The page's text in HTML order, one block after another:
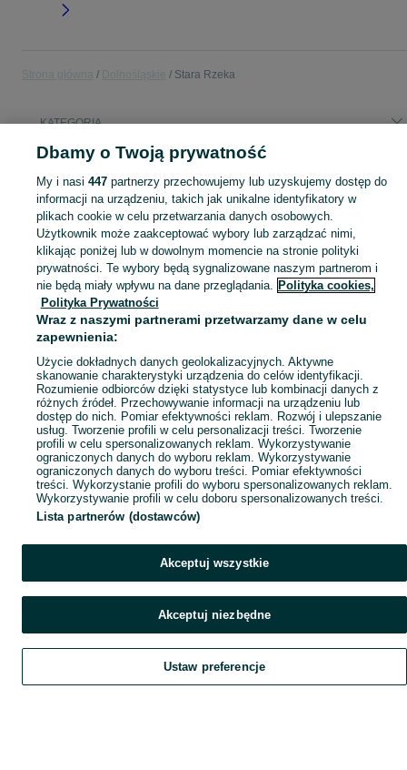
Stara Rzeka
KATEGORIA
Popularne wyszukiwania
meble uzywane stare meble młodziezowe
Skorzystaj z największego serwisu ogłoszeniowego - Stara Rzeka i okolice! Kupuj to, czego pragniesz i sprzedawaj to, czego już nie potrzebujesz! Zobacz
Mapa kategorii
Mapa miejscowości
Mapa ministron
Szukaj Obserwujesz Dodaj Czat Konto
Dbamy o Twoją prywatność
My i nasi 447partnerzy przechowujemy lub uzyskujemy dostęp do
informacji na urządzeniu, takich jak unikalne identyfikatory w
plikach cookie w celu przetwarzania danych osobowych.
Użytkownik może zaakceptować wybory lub zarządzać nimi,
klikając poniżej lub w dowolnym momencie na stronie polityki
prywatności. Te wybory będą sygnalizowane naszym partnerom i
nie będą miały wpływu na dane przeglądania. Polityka cookies,
Polityka Prywatności
Wraz z naszymi partnerami przetwarzamy dane w celu
zapewnienia:
Użycie dokładnych danych geolokalizacyjnych. Aktywne
skanowanie charakterystyki urządzenia do celów identyfikacji.
Rozumienie odbiorców dzięki statystyce lub kombinacji danych z
różnych źródeł. Przechowywanie informacji na urządzeniu lub
dostęp do nich. Pomiar efektywności reklam. Rozwój i ulepszanie
usług. Tworzenie profili w celu personalizacji treści. Tworzenie
profili w celu spersonalizowanych reklam. Wykorzystywanie
ograniczonych danych do wyboru reklam. Wykorzystywanie
ograniczonych danych do wyboru treści. Pomiar efektywności
treści. Wykorzystanie profili do wyboru spersonalizowanych reklam.
Wykorzystywanie profili w celu doboru spersonalizowanych treści.
Lista partnerów (dostawców)
Akceptuj wszystkie
Akceptuj niezbędne
Ustaw preferencje